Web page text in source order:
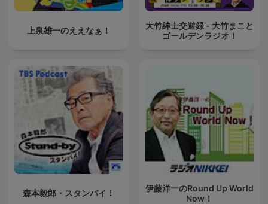
上泉雄一のええなぁ！
大竹紳士交遊録 - 大竹まこと
ゴールデンラジオ！
森本毅郎・スタンバイ！
伊藤洋一のRound Up World
Now！